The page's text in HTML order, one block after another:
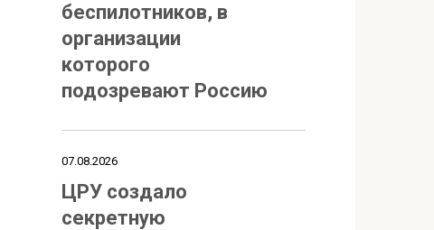
беспилотников, в
организации
которого
подозревают Россию
07.08.2026
ЦРУ создало
секретную